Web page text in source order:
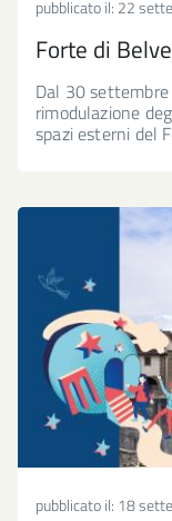
pubblicato il: 22
Forte di
Dal 30
rimodulazione
spazi esterni del
pubblicato il: 18